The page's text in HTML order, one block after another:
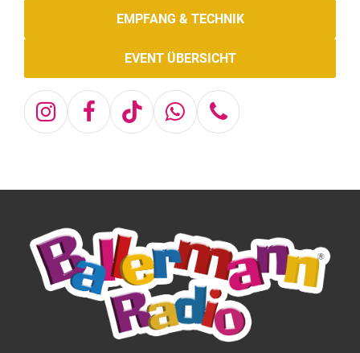
EMPFANG & TECHNIK
EVENT ÜBERSICHT
Instagram
Facebook
TiktokWhatsapp
Telefon